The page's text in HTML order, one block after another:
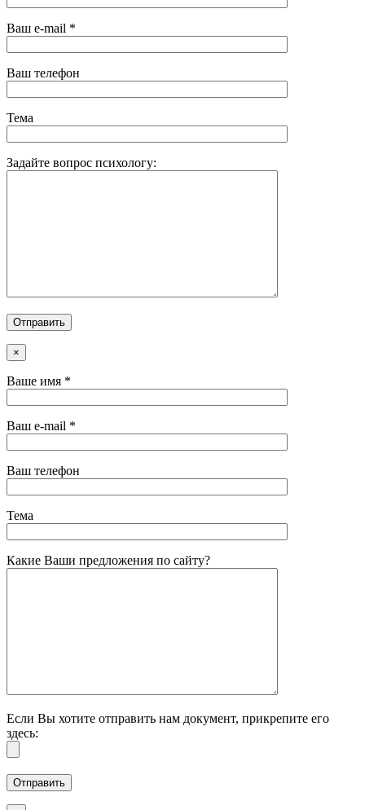
Ваш e-mail *
Ваш телефон
Тема
Задайте вопрос психологу:
×
Ваше имя *
Ваш e-mail *
Ваш телефон
Тема
Какие Ваши предложения по сайту?
Если Вы хотите отправить нам документ, прикрепите его
здесь: